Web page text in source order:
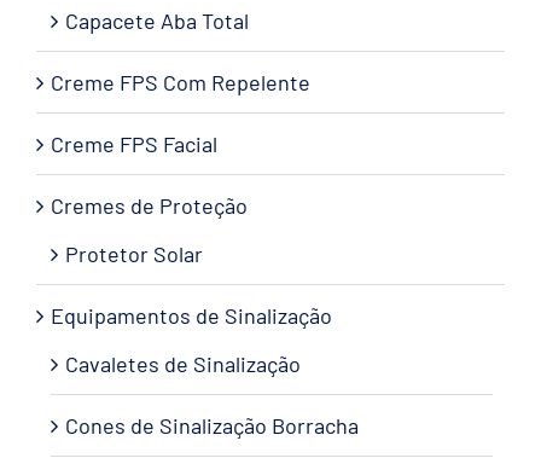
Capacete Aba Total
Creme FPS Com Repelente
Creme FPS Facial
Cremes de Proteção
Protetor Solar
Equipamentos de Sinalização
Cavaletes de Sinalização
Cones de Sinalização Borracha